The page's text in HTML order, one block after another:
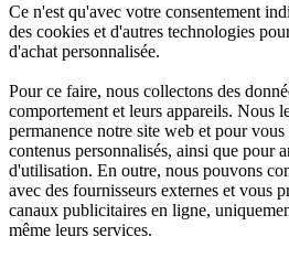
Ce n'est qu'avec votre consentement
des cookies et d'autres technologies
d'achat personnalisée.
Pour ce faire, nous collectons des
comportement et leurs appareils. Nous
permanence notre site web et pour
contenus personnalisés, ainsi que pour
d'utilisation. En outre, nous pouvons
avec des fournisseurs externes et vous
canaux publicitaires en ligne,
même leurs services.